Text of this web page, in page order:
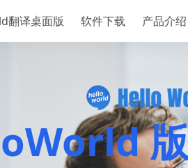
翻译桌面版 软件下载 产品介绍